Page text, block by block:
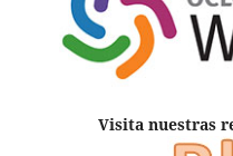
Visita nuestras